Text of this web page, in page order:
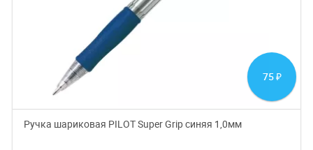
75 ₽
Ручка шариковая PILOT Super Grip синяя 1,0мм